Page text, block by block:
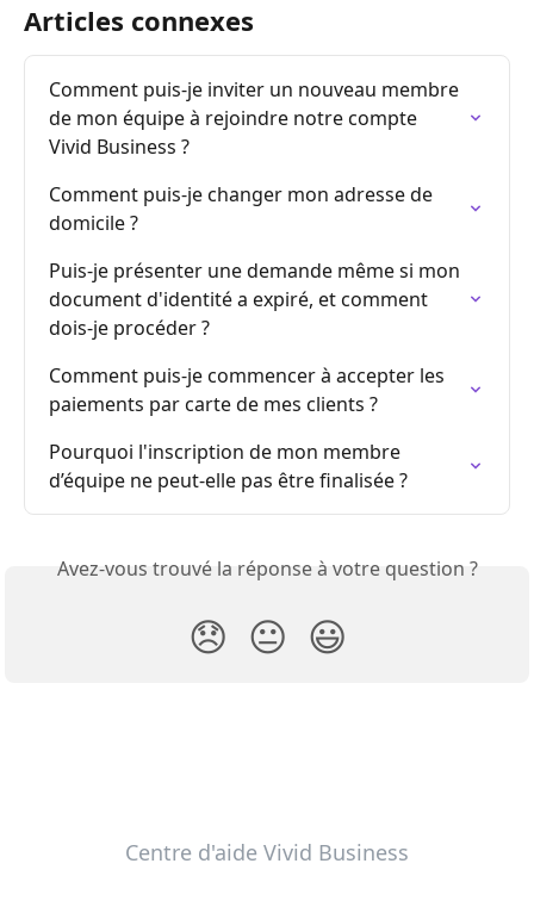
Articles connexes
Comment puis-je inviter un nouveau membre
de mon équipe à rejoindre notre compte
Vivid Business ?
Comment puis-je changer mon adresse de
domicile ?
Puis-je présenter une demande même si mon
document d'identité a expiré, et comment
dois-je procéder ?
Comment puis-je commencer à accepter les
paiements par carte de mes clients ?
Pourquoi l'inscription de mon membre
d’équipe ne peut-elle pas être finalisée ?
Avez-vous trouvé la réponse à votre question ?
😞 😐 😃
Centre d'aide Vivid Business